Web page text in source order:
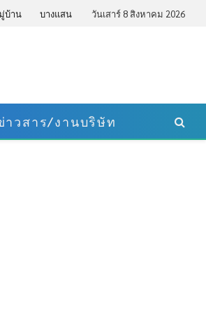
บ้าน บางแสน วันเสาร์ 8 สิงหาคม 2026
าวสาร/งานบริษัท